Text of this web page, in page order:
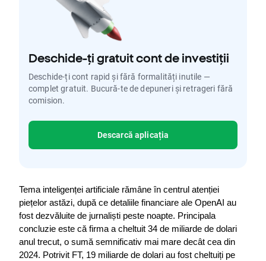
Deschide-ți gratuit cont de investiții
Deschide-ți cont rapid și fără formalități inutile —
complet gratuit. Bucură-te de depuneri și retrageri fără
comision.
Descarcă aplicația
Tema inteligenței artificiale rămâne în centrul atenției
piețelor astăzi, după ce detaliile financiare ale OpenAI au
fost dezvăluite de jurnaliști peste noapte. Principala
concluzie este că firma a cheltuit 34 de miliarde de dolari
anul trecut, o sumă semnificativ mai mare decât cea din
2024. Potrivit FT, 19 miliarde de dolari au fost cheltuiți pe